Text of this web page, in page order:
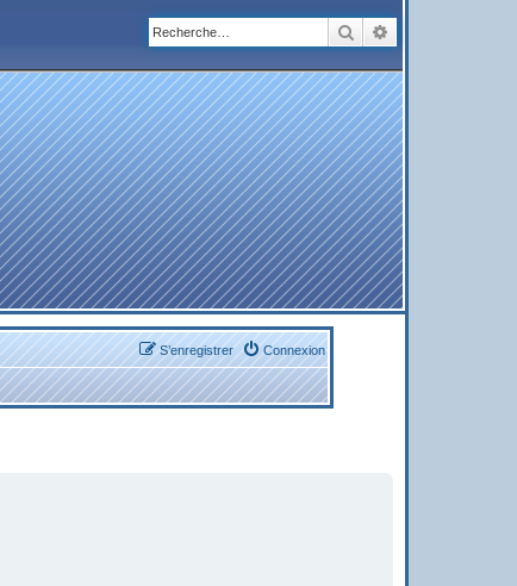
Rechercher
Connexion
S’enregistrer